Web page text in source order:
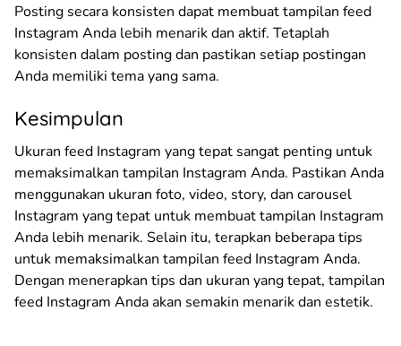
Posting secara konsisten dapat membuat tampilan feed
Instagram Anda lebih menarik dan aktif. Tetaplah
konsisten dalam posting dan pastikan setiap postingan
Anda memiliki tema yang sama.
Kesimpulan
Ukuran feed Instagram yang tepat sangat penting untuk
memaksimalkan tampilan Instagram Anda. Pastikan Anda
menggunakan ukuran foto, video, story, dan carousel
Instagram yang tepat untuk membuat tampilan Instagram
Anda lebih menarik. Selain itu, terapkan beberapa tips
untuk memaksimalkan tampilan feed Instagram Anda.
Dengan menerapkan tips dan ukuran yang tepat, tampilan
feed Instagram Anda akan semakin menarik dan estetik.